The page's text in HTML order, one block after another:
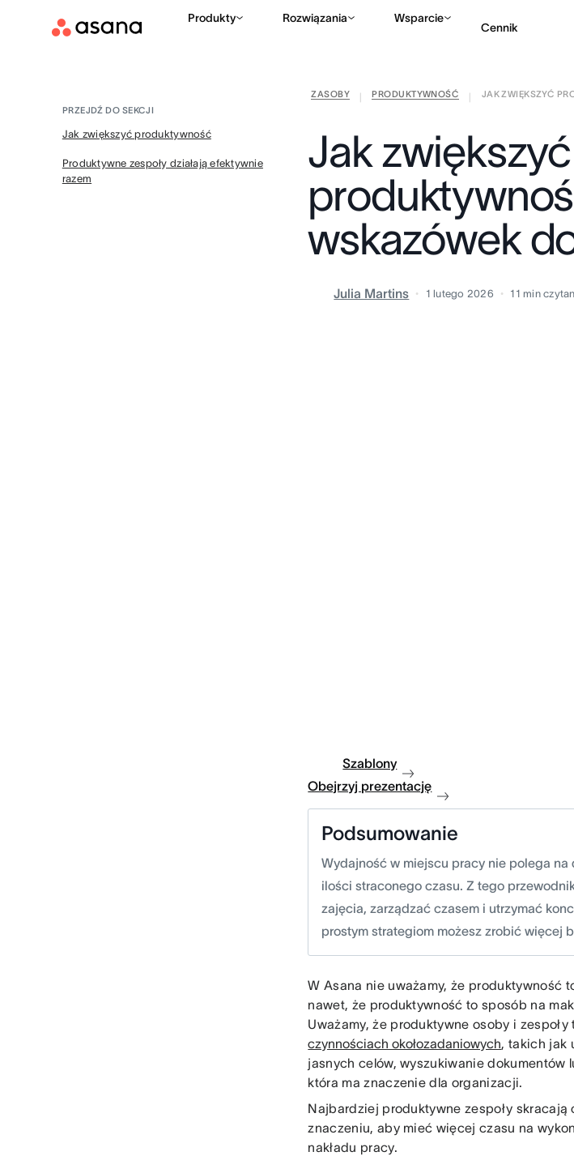
Produkty Rozwiązania Wsparcie
Cennik
ZASOBY PRODUKTYWNOŚĆ JAK ZWIĘKSZYĆ
Jak zwiększyć
wskazówek
Julia Martins 1 lutego 2026 11 min
PRZEJDŹ DO SEKCJI
Jak zwiększyć produktywność
Produktywne zespoły działają efektywnie
razem
Szablony
Obejrzyj prezentację
Podsumowanie
Wydajność w miejscu pracy nie polega na
ilości straconego czasu. Z tego
zajęcia, zarządzać czasem i utrzymać
prostym strategiom możesz zrobić więcej
W Asana nie uważamy, że produktywność
nawet, że produktywność to sposób na
Uważamy, że produktywne osoby i
czynnościach okołozadaniowych, takich jak
jasnych celów, wyszukiwanie
która ma znaczenie dla organizacji.
Najbardziej produktywne zespoły
znaczeniu, aby mieć więcej czasu na
nakładu pracy.